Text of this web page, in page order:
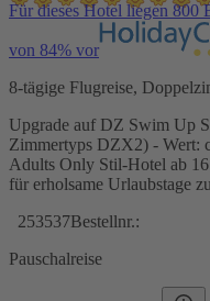
Für dieses Hotel liegen 800
von 84% vor
8-tägige Flugreise,
Upgrade auf DZ Swim Up
Zimmertyps DZX2) - Wert:
Adults Only Stil-Hotel ab
für erholsame Urlaubstage
253537Bestellnr.:
Pauschalreise